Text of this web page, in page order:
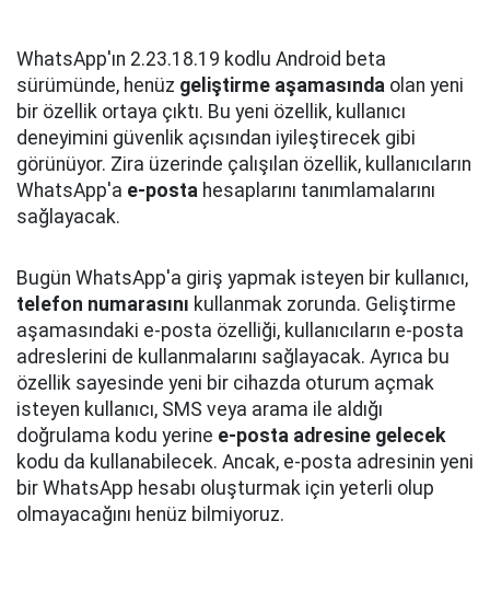
WhatsApp'ın 2.23.18.19 kodlu Android beta
sürümünde, henüz geliştirme aşamasında olan yeni
bir özellik ortaya çıktı. Bu yeni özellik, kullanıcı
deneyimini güvenlik açısından iyileştirecek gibi
görünüyor. Zira üzerinde çalışılan özellik, kullanıcıların
WhatsApp'a e-posta hesaplarını tanımlamalarını
sağlayacak.
Bugün WhatsApp'a giriş yapmak isteyen bir kullanıcı,
telefon numarasını kullanmak zorunda. Geliştirme
aşamasındaki e-posta özelliği, kullanıcıların e-posta
adreslerini de kullanmalarını sağlayacak. Ayrıca bu
özellik sayesinde yeni bir cihazda oturum açmak
isteyen kullanıcı, SMS veya arama ile aldığı
doğrulama kodu yerine e-posta adresine gelecek
kodu da kullanabilecek. Ancak, e-posta adresinin yeni
bir WhatsApp hesabı oluşturmak için yeterli olup
olmayacağını henüz bilmiyoruz.